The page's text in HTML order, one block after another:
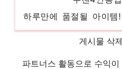
아이패드
기분 좋아지는, 당신만
게시물 삭
파트너스 활동으로 수익